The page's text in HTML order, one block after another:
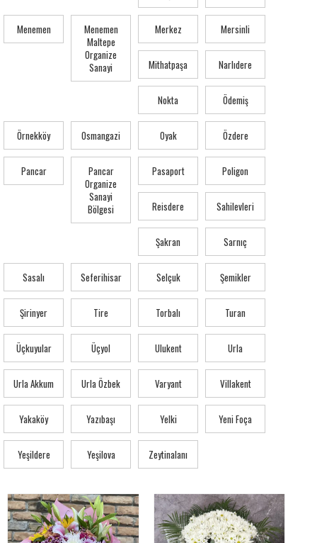
Menemen
Menemen
Maltepe
Organize
Sanayi
Merkez Mersinli
Mithatpaşa Narlıdere
Nokta Ödemiş
Örnekköy Osmangazi Oyak Özdere
Pancar
Pancar
Organize
Sanayi
Bölgesi
Pasaport Poligon
Reisdere Sahilevleri
Şakran Sarnıç
Sasalı Seferihisar Selçuk Şemikler
Şirinyer Tire Torbalı Turan
Üçkuyular Üçyol Ulukent Urla
Urla Akkum Urla Özbek Varyant Villakent
Yakaköy Yazıbaşı Yelki Yeni Foça
Yeşildere Yeşilova Zeytinalanı